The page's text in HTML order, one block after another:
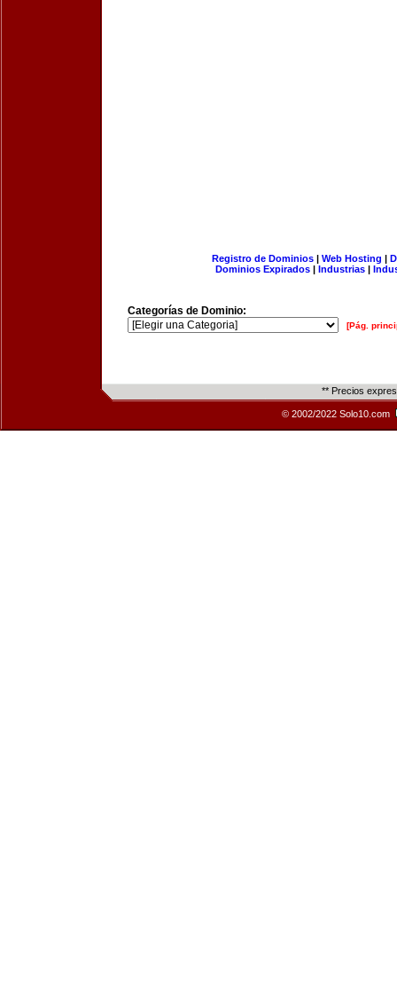
Registro de Dominios| Web Hosting |
Dominios Expirados | Industrias |
Categorías de Dominio:
[Pág.
** Precios
© 2002/2022 Solo10.com